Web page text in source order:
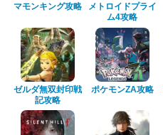
マモンキング攻略
メトロイドプライ
ム4攻略
ゼルダ無双封印戦
記攻略
ポケモンZA攻略